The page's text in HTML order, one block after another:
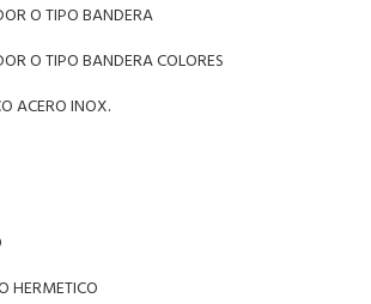
O TIPO BANDERA
O TIPO BANDERA COLORES
ACERO INOX.
HERMETICO